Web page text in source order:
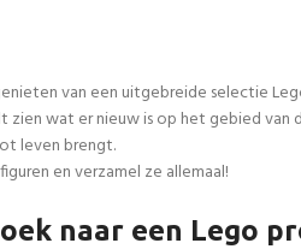
van een uitgebreide selectie
wat er nieuw is op het gebied van
leven brengt.
en verzamel ze allemaal!
naar een Lego